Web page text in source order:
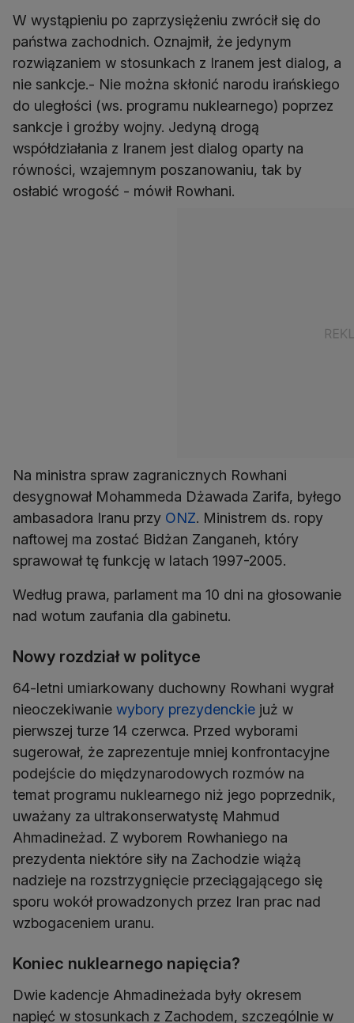
W wystąpieniu po zaprzysiężeniu zwrócił się do
państwa zachodnich. Oznajmił, że jedynym
rozwiązaniem w stosunkach z Iranem jest dialog, a
nie sankcje.- Nie można skłonić narodu irańskiego
do uległości (ws. programu nuklearnego) poprzez
sankcje i groźby wojny. Jedyną drogą
współdziałania z Iranem jest dialog oparty na
równości, wzajemnym poszanowaniu, tak by
osłabić wrogość - mówił Rowhani.
Na ministra spraw zagranicznych Rowhani
desygnował Mohammeda Dżawada Zarifa, byłego
ambasadora Iranu przy ONZ. Ministrem ds. ropy
naftowej ma zostać Bidżan Zanganeh, który
sprawował tę funkcję w latach 1997-2005.
Według prawa, parlament ma 10 dni na głosowanie
nad wotum zaufania dla gabinetu.
Nowy rozdział w polityce
64-letni umiarkowany duchowny Rowhani wygrał
nieoczekiwanie wybory prezydenckie już w
pierwszej turze 14 czerwca. Przed wyborami
sugerował, że zaprezentuje mniej konfrontacyjne
podejście do międzynarodowych rozmów na
temat programu nuklearnego niż jego poprzednik,
uważany za ultrakonserwatystę Mahmud
Ahmadineżad. Z wyborem Rowhaniego na
prezydenta niektóre siły na Zachodzie wiążą
nadzieje na rozstrzygnięcie przeciągającego się
sporu wokół prowadzonych przez Iran prac nad
wzbogaceniem uranu.
Koniec nuklearnego napięcia?
Dwie kadencje Ahmadineżada były okresem
napięć w stosunkach z Zachodem, szczególnie w